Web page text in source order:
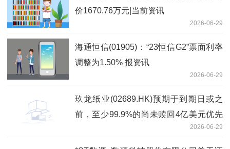
价1670.76万元|当前资讯
2026-06-29
海通恒信(01905)：“23恒信G2”票面利率
调整为1.50% 报资讯
2026-06-29
玖龙纸业(02689.HK)预期于到期日或之
前，至少99.9%的尚未赎回4亿美元优先
永续资本证券总额将获有效交回-资讯
2026-06-29